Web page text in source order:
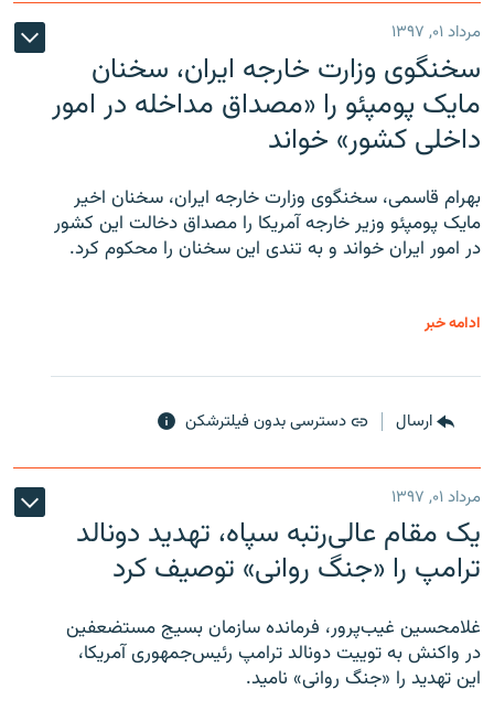
مرداد ۰۱, ۱۳۹۷
سخنگوی وزارت خارجه ایران، سخنان
مایک پومپئو را «مصداق مداخله در امور
داخلی کشور» خواند
بهرام قاسمی، سخنگوی وزارت خارجه ایران، سخنان اخیر
مایک پومپئو وزیر خارجه آمریکا را مصداق دخالت این کشور
در امور ایران خواند و به تندی این سخنان را محکوم کرد.
ادامه خبر
ارسال دسترسی بدون فیلترشکن
مرداد ۰۱, ۱۳۹۷
یک مقام عالی‌رتبه سپاه، تهدید دونالد
ترامپ را «جنگ روانی» توصیف کرد
غلامحسین غیب‌پرور، فرمانده سازمان بسیج مستضعفین
در واکنش به توییت دونالد ترامپ رئیس‌جمهوری آمریکا،
این تهدید را «جنگ روانی» نامید.